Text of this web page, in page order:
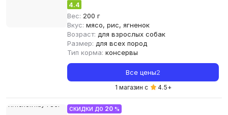
4.4
Вес: 200 г
Вкус: мясо, рис, ягненок
Возраст: для взрослых собак
Размер: для всех пород
Тип корма: консервы
Все цены2
1 магазин с 4.5+
СКИДКИ ДО 20 %